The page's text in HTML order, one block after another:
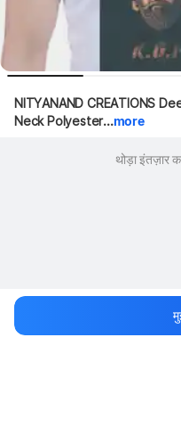
NITYANAND CREATIONS
Neck Polyester...more
थोड़ा इंतज़ार